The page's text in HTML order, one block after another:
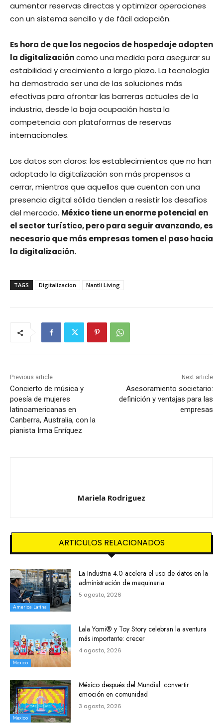
aumentar reservas directas y optimizar operaciones
con un sistema sencillo y de fácil adopción.
Es hora de que los negocios de hospedaje adopten
la digitalizacióncomo una medida para asegurar su
estabilidad y crecimiento a largo plazo. La tecnología
ha demostrado ser una de las soluciones más
efectivas para afrontar las barreras actuales de la
industria, desde la baja ocupación hasta la
competencia con plataformas de reservas
internacionales.
Los datos son claros: los establecimientos que no han
adoptado la digitalización son más propensos a
cerrar, mientras que aquellos que cuentan con una
presencia digital sólida tienden a resistir los desafíos
del mercado. México tiene un enorme potencial en
el sector turístico, pero para seguir avanzando, es
necesario que más empresas tomen el paso hacia
la digitalización.
TAGS Digitalizacion Nantli Living
Previous article
Concierto de música y
poesía de mujeres
latinoamericanas en
Canberra, Australia, con la
pianista Irma Enríquez
Next article
Asesoramiento societario:
definición y ventajas para las
empresas
Mariela Rodriguez
ARTICULOS RELACIONADOS
America Latina
La Industria 4.0 acelera el uso de datos en la
administración de maquinaria
5 agosto, 2026
Mexico
Lala Yomi® y Toy Story celebran la aventura
más importante: crecer
4 agosto, 2026
Mexico
México después del Mundial: convertir
emoción en comunidad
3 agosto, 2026